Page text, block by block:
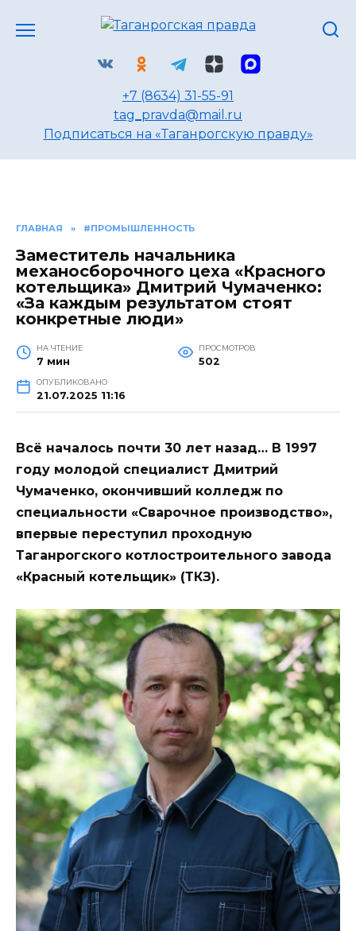
+7 (8634) 31-55-91
tag_pravda@mail.ru
Подписаться на «Таганрогскую правду»
ГЛАВНАЯ » #ПРОМЫШЛЕННОСТЬ
Заместитель начальника
механосборочного цеха «Красного
котельщика» Дмитрий Чумаченко:
«За каждым результатом стоят
конкретные люди»
НА ЧТЕНИЕ
7 мин
ПРОСМОТРОВ
502
ОПУБЛИКОВАНО
21.07.2025 11:16
Всё началось почти 30 лет назад… В 1997
году молодой специалист Дмитрий
Чумаченко, окончивший колледж по
специальности «Сварочное производство»,
впервые переступил проходную
Таганрогского котлостроительного завода
«Красный котельщик» (ТКЗ).